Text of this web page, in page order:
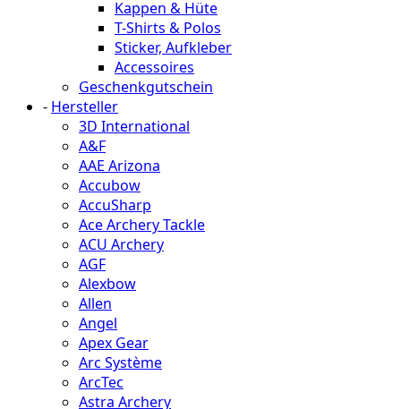
Kappen & Hüte
T-Shirts & Polos
Sticker, Aufkleber
Accessoires
Geschenkgutschein
- Hersteller
3D International
A&F
AAE Arizona
Accubow
AccuSharp
Ace Archery Tackle
ACU Archery
AGF
Alexbow
Allen
Angel
Apex Gear
Arc Système
ArcTec
Astra Archery